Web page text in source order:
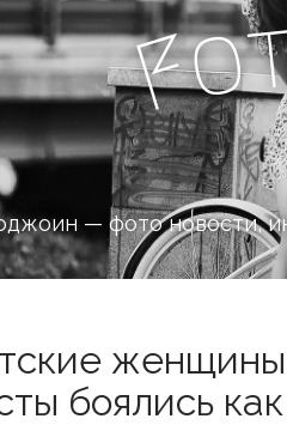
Fo
— фото новости,
боялись